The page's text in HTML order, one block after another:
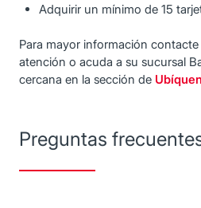
Adquirir un mínimo de 15
Para mayor información
atención o acuda a su sucursal
cercana en la sección de
Preguntas